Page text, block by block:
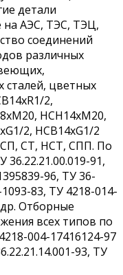
детали
на АЭС, ТЭС, ТЭЦ,
соединений
различных
сталей, цветных
2,
НСН14хМ20,
2, НСВ14хG1/2
СТ, НСТ, СПП. По
91,
96, ТУ 36-
83, ТУ 4218-014-
Отборные
всех типов по
004-17416124-97
93, ТУ